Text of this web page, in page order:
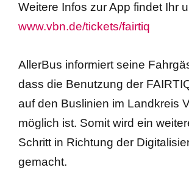
Weitere Infos zur App findet Ihr
www.vbn.de/tickets/fairtiq
AllerBus informiert seine
dass die Benutzung der
auf den Buslinien im Landkreis
möglich ist. Somit wird ein
Schritt in Richtung der
gemacht.